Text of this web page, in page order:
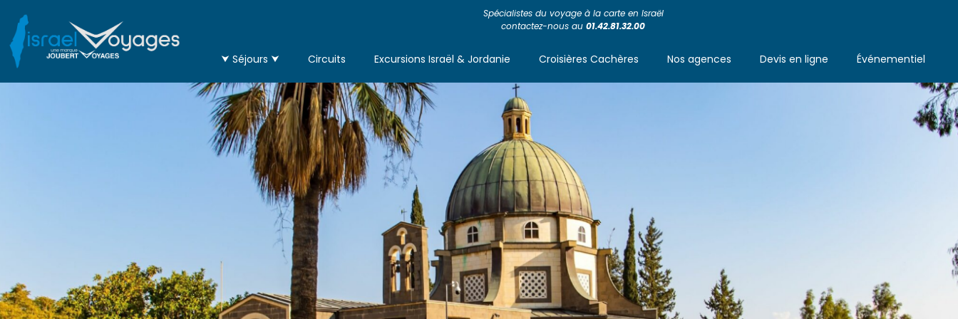
Spécialistes du voyage à la carte en Israël
contactez-nous au01.42.81.32.00
⮟ Séjours ⮟ Circuits Excursions Israël & Jordanie Croisières Cachères Nos agences Devis en ligne Événementiel